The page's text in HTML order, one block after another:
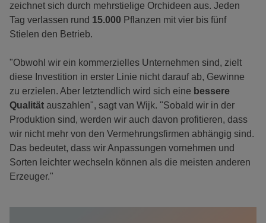
zeichnet sich durch mehrstielige Orchideen aus. Jeden
Tag verlassen rund 15.000 Pflanzen mit vier bis fünf
Stielen den Betrieb.
"Obwohl wir ein kommerzielles Unternehmen sind, zielt
diese Investition in erster Linie nicht darauf ab, Gewinne
zu erzielen. Aber letztendlich wird sich eine bessere
Qualität auszahlen", sagt van Wijk. "Sobald wir in der
Produktion sind, werden wir auch davon profitieren, dass
wir nicht mehr von den Vermehrungsfirmen abhängig sind.
Das bedeutet, dass wir Anpassungen vornehmen und
Sorten leichter wechseln können als die meisten anderen
Erzeuger."